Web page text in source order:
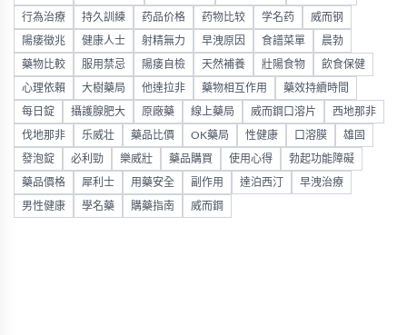
行為治療 持久訓練 药品价格 药物比较 学名药 威而钢
陽痿徵兆 健康人士 射精無力 早洩原因 食譜菜單 晨勃
藥物比較 服用禁忌 陽痿自檢 天然補養 壯陽食物 飲食保健
心理依賴 大樹藥局 他達拉非 藥物相互作用 藥效持續時間
每日錠 攝護腺肥大 原廠藥 線上藥局 威而鋼口溶片 西地那非
伐地那非 乐威壮 藥品比價 OK藥局 性健康 口溶膜 雄固
發泡錠 必利勁 樂威壯 藥品購買 使用心得 勃起功能障礙
藥品價格 犀利士 用藥安全 副作用 達泊西汀 早洩治療
男性健康 學名藥 購藥指南 威而鋼